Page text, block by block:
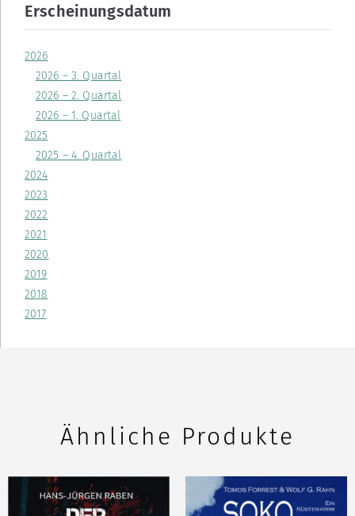
Erscheinungsdatum
2026
2026 – 3. Quartal
2026 – 2. Quartal
2026 – 1. Quartal
2025
2025 – 4. Quartal
2024
2023
2022
2021
2020
2019
2018
2017
Ähnliche Produkte